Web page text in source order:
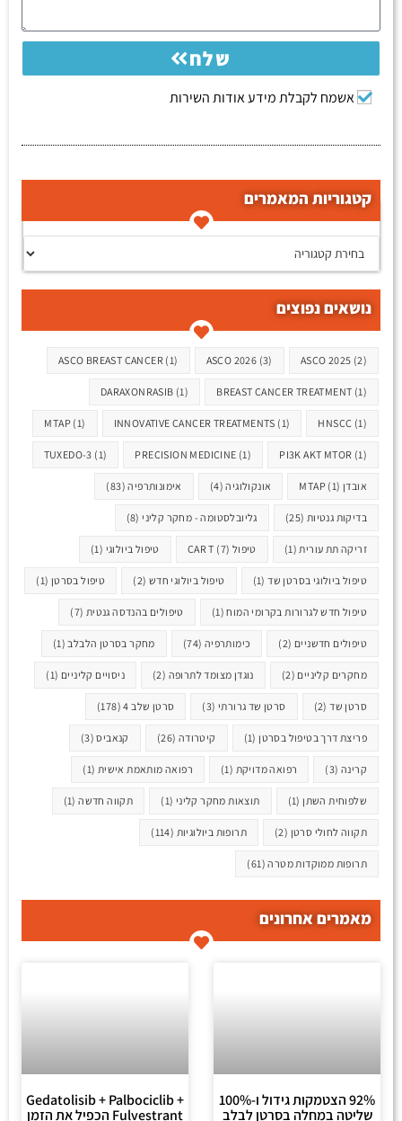
אשמח לקבלת מידע אודות השירות
שלח
קטגוריות המאמרים
קטגוריות המאמרים
נושאים נפוצים
תגיות
ASCO 2025 (2)
ASCO 2026 (3)
ASCO BREAST CANCER(1)
BREAST CANCER TREATMENT (1)
DARAXONRASIB (1)
HNSCC (1)
INNOVATIVE CANCER TREATMENTS (1)
MTAP(1)
PI3K AKT MTOR (1)
PRECISION MEDICINE (1)
TUXEDO-3 (1)
אובדן MTAP (1) אונקולוגיה(4) אימונותרפיה(83)
בדיקות גנטיות (25) גליובלסטומה - מחקר קליני(8)
זריקה תת עורית (1) טיפול CAR T (7) טיפול ביולוגי (1)
טיפול ביולוגי בסרטן שד(1) טיפול ביולוגי חדש (2) טיפול בסרטן (1)
טיפול חדש לגרורות בקרומי המוח(1) טיפולים בהנדסה גנטית (7)
טיפולים חדשניים (2) כימותרפיה (74) מחקר בסרטן הלבלב(1)
מחקרים קליניים (2) נוגדן מצומד לתרופה (2) ניסויים קליניים (1)
סרטן שד(2) סרטן שד גרורתי (3) סרטן שלב 4 (178)
פריצת דרך בטיפול בסרטן(1) קיטרודה (26) קנאביס(3)
קרינה (3) רפואה מדויקת (1) רפואה מותאמת אישית (1)
שלפוחית השתן(1) תוצאות מחקר קליני (1) תקווה חדשה(1)
תקווה לחולי סרטן (2) תרופות ביולוגיות (114)
תרופות ממוקדות מטרה(61)
מאמרים אחרונים
92% הצטמקות גידול ו-100%
שליטה במחלה בסרטן לבלב
Gedatolisib + Palbociclib +
Fulvestrant הכפיל את הזמן